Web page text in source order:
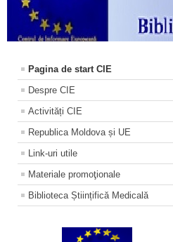
Pagina de start CIE
Despre CIE
Activități CIE
Republica Moldova și UE
Link-uri utile
Materiale promoţionale
Biblioteca Științifică Medicală